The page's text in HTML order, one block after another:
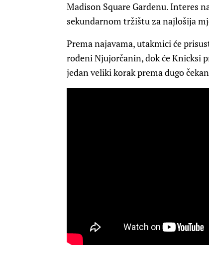
Madison Square Gardenu. Interes
sekundarnom tržištu za najlošija
Prema najavama, utakmici će
rođeni Njujorčanin, dok će Knicksi
jedan veliki korak prema dugo